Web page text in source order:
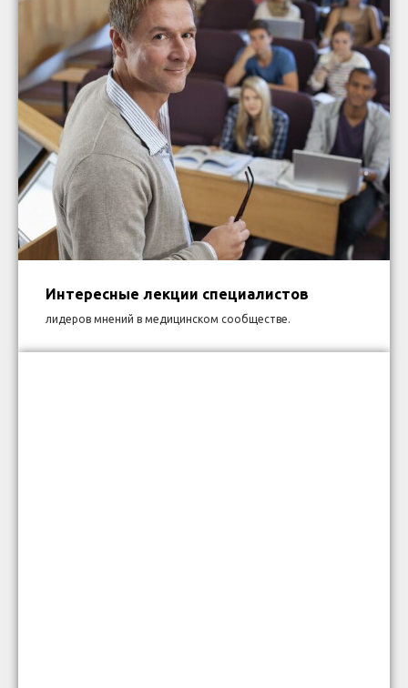
Интересные лекции специалистов
лидеров мнений в медицинском сообществе.